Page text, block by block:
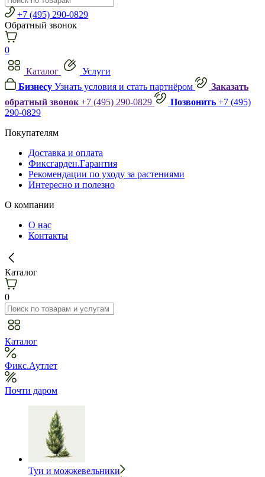
+7 (495) 290-0829
Обратный звонок
0
Каталог
Услуги
Бизнесу Узнать условия и стать партнёром
Заказать
обратный звонок +7 (495) 290-0829 Позвонить +7 (495)
290-0829
Покупателям
Доставка и оплата
Фиксгарден.Гарантия
Рекомендации по уходу за растениями
Интересно и полезно
О компании
О нас
Контакты
Каталог
0
Каталог
Фикс.Аутлет
Почти даром
Туи и можжевельники